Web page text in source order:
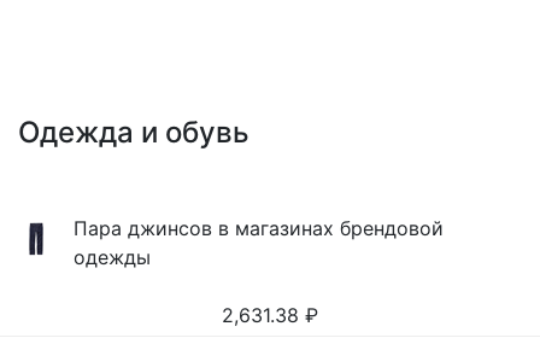
Одежда и обувь
Пара джинсов в магазинах брендовой
одежды
2,631.38 ₽